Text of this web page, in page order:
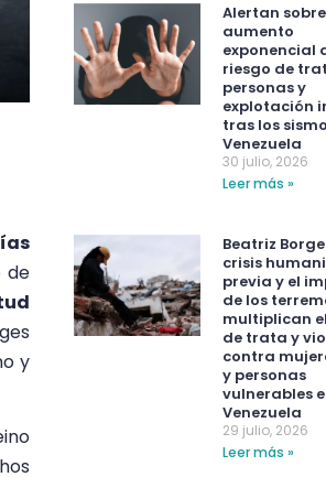
de
y
Alertan
aumento
exponencial
riesgo de
personas y
explotación
tras los
Venezuela
30 julio, 2026
Leer más »
Beatriz
crisis
previa y el
de los
multiplican
de trata y
contra
y personas
vulnerables
Venezuela
29 julio, 2026
Leer más »